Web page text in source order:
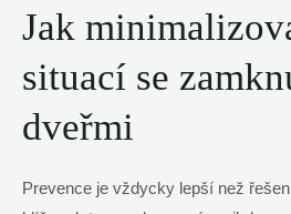
Jak
situací se
dveřmi
Prevence je vždycky lepší než